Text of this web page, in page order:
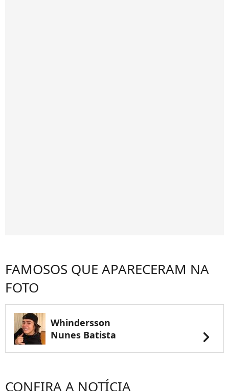
FAMOSOS QUE APARECERAM NA
FOTO
Whindersson
Nunes Batista
chevron_right
CONFIRA A NOTÍCIA